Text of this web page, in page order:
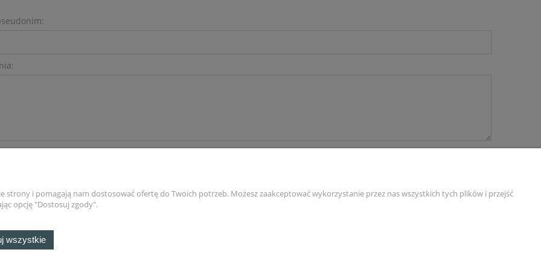
strony i pomagają nam dostosować ofertę do Twoich potrzeb. Możesz zaakceptować wykorzystanie przez nas wszystkich tych plików i przejść
opcję "Dostosuj zgody".
wszystkie